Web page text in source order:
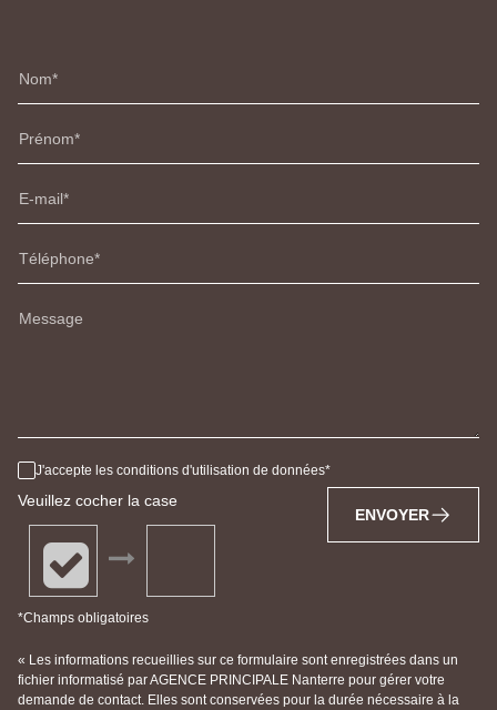
Nom
Prénom
E-mail
Téléphone
Message
J'accepte les conditions d'utilisation de données
Veuillez cocher la case
*Champs obligatoires
ENVOYER
« Les informations recueillies sur ce formulaire sont enregistrées dans un
fichier informatisé par AGENCE PRINCIPALE Nanterre pour gérer votre
demande de contact. Elles sont conservées pour la durée nécessaire à la